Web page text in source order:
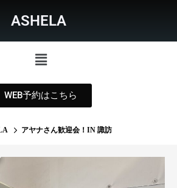
ASHELA
WEB予約はこちら
アヤナさん歓迎会！IN 諏訪